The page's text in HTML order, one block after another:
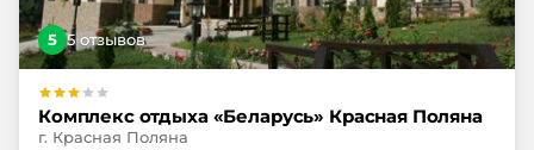
5 5отзывов
Комплекс отдыха «Беларусь» Красная Поляна
г. Красная Поляна